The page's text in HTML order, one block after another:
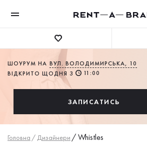
ШОУРУМ НА ВУЛ. ВОЛОДИМИРСЬКА, 10
ВІДКРИТО ЩОДНЯ З
11:00
ЗАПИСАТИСЬ
Головна / Дизайнери /Whistles